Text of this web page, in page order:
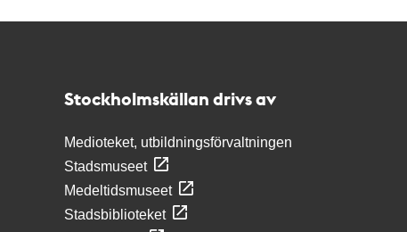
Stockholmskällan drivs av
Medioteket, utbildningsförvaltningen
Stadsmuseet
Medeltidsmuseet
Stadsbiblioteket